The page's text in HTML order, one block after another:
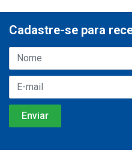
Cadastre-se para